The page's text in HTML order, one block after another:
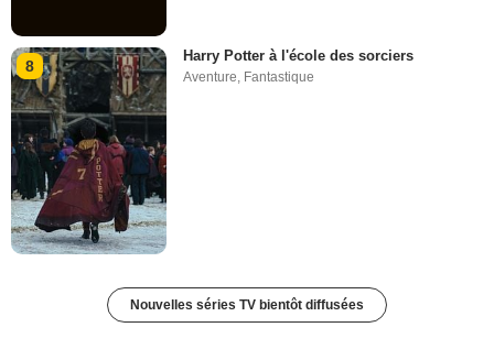
8
Harry Potter à l'école des sorciers
Aventure Fantastique
Nouvelles séries TV bientôt diffusées